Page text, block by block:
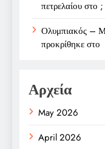
πετρελαίου στο ;
Ολυμπιακός –
προκρίθηκε στο
Αρχεία
May 2026
April 2026